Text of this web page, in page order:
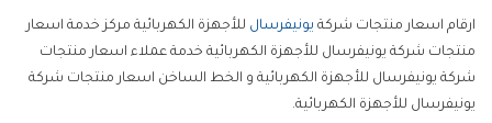
ارقام اسعار منتجات شركة يونيفرسال للأجهزة الكهربائية مركز خدمة اسعار
منتجات شركة يونيفرسال للأجهزة الكهربائية خدمة عملاء اسعار منتجات
شركة يونيفرسال للأجهزة الكهربائية و الخط الساخن اسعار منتجات شركة
يونيفرسال للأجهزة الكهربائية.